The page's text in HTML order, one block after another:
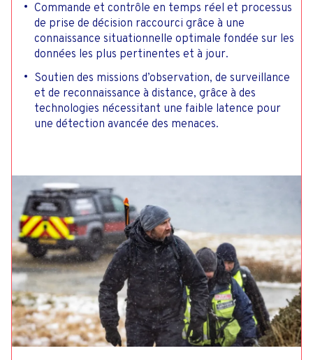
Commande et contrôle en temps réel et processus
de prise de décision raccourci grâce à une
connaissance situationnelle optimale fondée sur les
données les plus pertinentes et à jour.
Soutien des missions d’observation, de surveillance
et de reconnaissance à distance, grâce à des
technologies nécessitant une faible latence pour
une détection avancée des menaces.